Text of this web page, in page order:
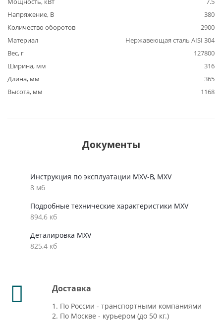
Напряжение, В
380
Количество оборотов
2900
Материал
Нержавеющая сталь AISI 304
Вес, г
127800
Ширина, мм
316
Длина, мм
365
Высота, мм
1168
Документы
Инструкция по эксплуатации MXV-B, MXV
8 мб
Подробные технические характеристики MXV
894,6 кб
Деталировка MXV
825,4 кб
Доставка
1. По России - транспортными компаниями
2. По Москве - курьером (до 50 кг.)